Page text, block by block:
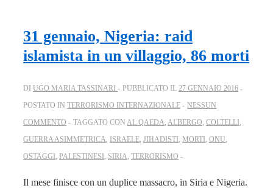
31 gennaio, Nigeria: raid
islamista in un villaggio, 86 morti
DI UGO MARIA TASSINARI PUBBLICATO IL 27 GENNAIO 2016
POSTATO IN TERRORISMO INTERNAZIONALE
NESSUN
COMMENTO
TAGGATO CON AL QAEDA ALBERGO COLTELLI
GUERRA ASIMMETRICA ISRAELE JIHADISTI MORTI ONU
OSTAGGI PALESTINESI SIRIA TERRORISMO
Il mese finisce con un duplice massacro, in Siria e Nigeria.